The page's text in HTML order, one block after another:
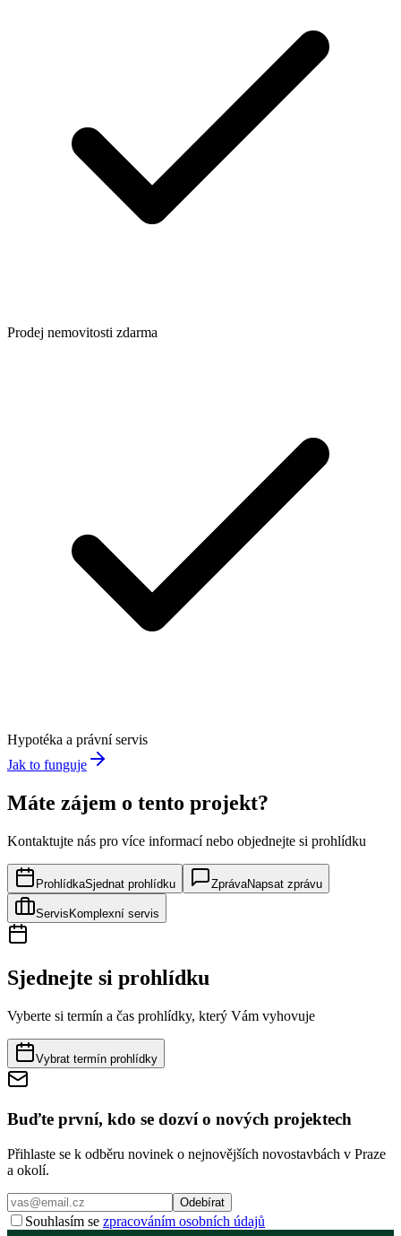
Prodej nemovitosti zdarma
Hypotéka a právní servis
Jak to funguje
Máte zájem o tento projekt?
Kontaktujte nás pro více informací nebo objednejte si prohlídku
ProhlídkaSjednat prohlídku ZprávaNapsat zprávu
ServisKomplexní servis
Sjednejte si prohlídku
Vyberte si termín a čas prohlídky, který Vám vyhovuje
Vybrat termín prohlídky
Buďte první, kdo se dozví o nových projektech
Přihlaste se k odběru novinek o nejnovějších novostavbách v Praze
a okolí.
Odebírat
Souhlasím se zpracováním osobních údajů